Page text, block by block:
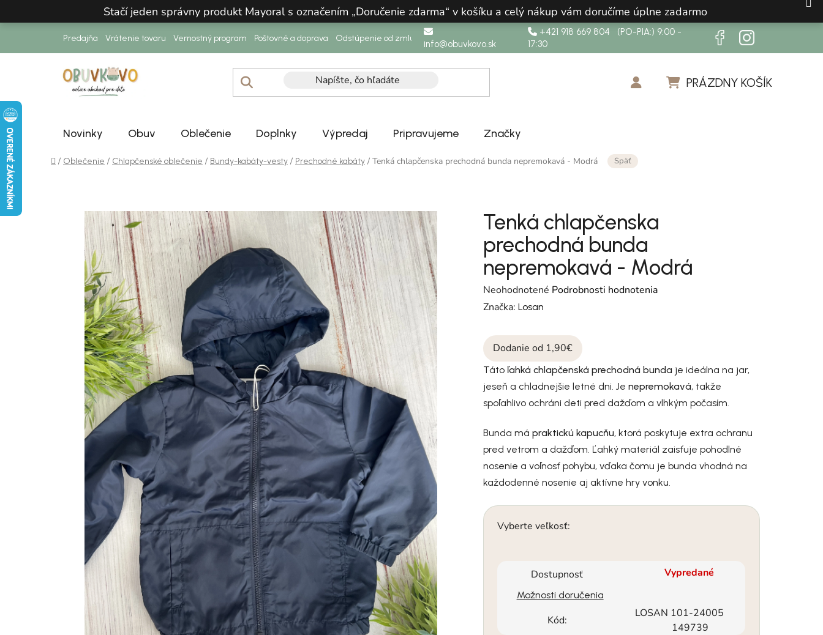
Stačí jeden správny produkt Mayoral s označením „Doručenie zdarma“ v košíku a celý nákup vám doručíme úplne zadarmo
Predajňa Vrátenie tovaru Vernostný program Poštovné a doprava Odstúpenie od zmluvy info@obuvkovo.sk
+421 918 669 804 (PO-PIA:) 9:00 -
17:30
PRÁZDNY KOŠÍK
Novinky Obuv Oblečenie Doplnky Výpredaj Pripravujeme Značky
Domov
/ Oblečenie / Chlapčenské oblečenie / Bundy-kabáty-vesty / Prechodné kabáty / Tenká chlapčenska prechodná bunda nepremokavá - Modrá Späť
Tenká chlapčenska
prechodná bunda
nepremokavá - Modrá
Priemerné hodnotenie produktu je 0,0 z 5 hviezdičiek.
Neohodnotené Podrobnosti hodnotenia
Značka:Losan
Dodanie od 1,90€
Táto ľahká chlapčenská prechodná bunda je ideálna na jar,
jeseň a chladnejšie letné dni. Jenepremokavá, takže
spoľahlivo ochráni deti pred dažďom a vlhkým počasím.
Bunda mápraktickú kapucňu, ktorá poskytuje extra ochranu
pred vetrom a dažďom. Ľahký materiál zaisťuje pohodlné
nosenie a voľnosť pohybu, vďaka čomu je bunda vhodná na
každodenné nosenie aj aktívne hry vonku.
Vyberte veľkosť:
Dostupnosť Vypredané
Možnosti doručenia
Kód:
LOSAN 101-24005
149739